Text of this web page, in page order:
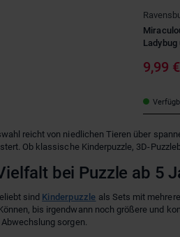
Ladybug
9,99 €
reicht von niedlichen Tieren über
Ob klassische Kinderpuzzle, 3D-
bei Puzzle ab 5
sind Kinderpuzzle als Sets mit
bis irgendwann noch größere und
sorgen.